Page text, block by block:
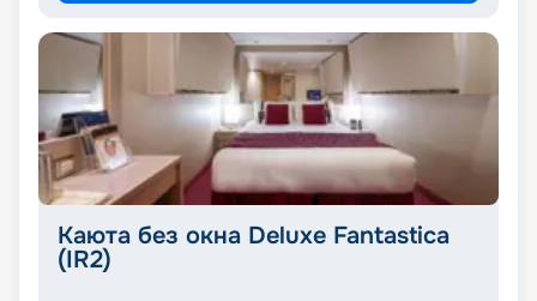
Каюта без окна Deluxe Fantastica
(IR2)